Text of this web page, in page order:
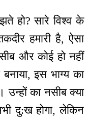
हो? सारे विश्व के
हमारी है, ऐसा
और कोई हो नहीं
इस भाग्य का
उन्हों का नसीब क्या
दु:ख होगा, लेकिन